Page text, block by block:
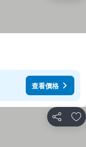
查看價格
分享 加